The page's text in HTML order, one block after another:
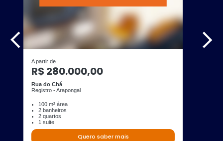
A partir de
R$ 280.000,00
Rua do Chá
Registro - Arapongal
100 m² área
2 banheiros
2 quartos
1 suite
Quero saber mais